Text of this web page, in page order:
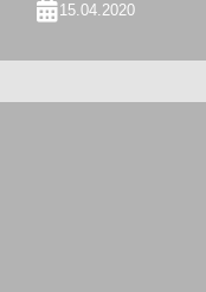
15.04.2020